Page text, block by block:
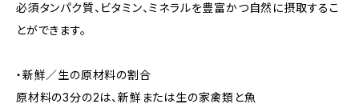
必須タンパク質、ビタミン、ミネラルを豊富かつ自然に摂取するこ
とができます。
・新鮮／生の原材料の割合
原材料の3分の2は、新鮮または生の家禽類と魚